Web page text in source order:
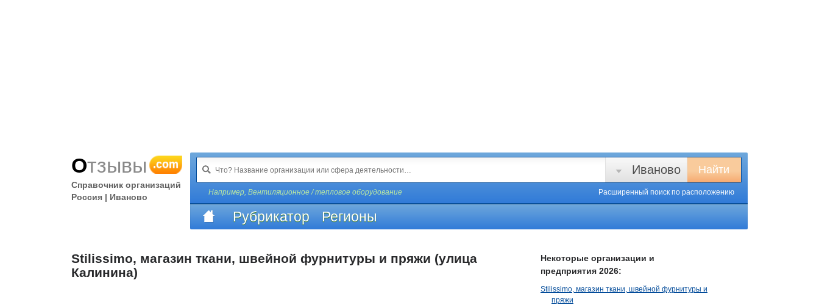
Отзывы .com
Справочник организаций
Россия | Иваново
Найти
Иваново
Например, Вентиляционное / тепловое оборудование Расширенный поиск по расположению
Рубрикатор Регионы
Stilissimo, магазин ткани, швейной фурнитуры и пряжи (улица
Калинина)
Некоторые организации и
предприятия 2026:
Stilissimo, магазин ткани, швейной фурнитуры и
пряжи